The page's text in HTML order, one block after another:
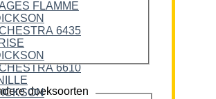
doeksoorten